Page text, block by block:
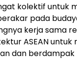
kolektif untuk
pada
kerja sama
ASEAN untuk
dan berdampak